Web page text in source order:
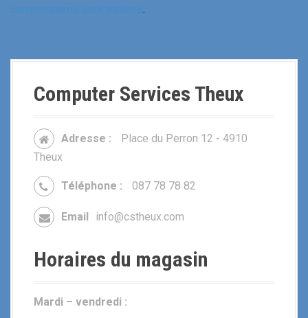
.
Computer Services Theux
Adresse :
Place du Perron 12 - 4910
Theux
Téléphone : 087 78 78 82
Email info@cstheux.com
Horaires du magasin
Mardi – vendredi :